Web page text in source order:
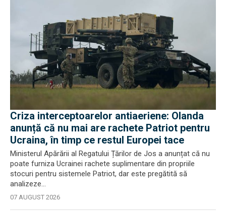
Criza interceptoarelor antiaeriene: Olanda
anunță că nu mai are rachete Patriot pentru
Ucraina, în timp ce restul Europei tace
Ministerul Apărării al Regatului Țărilor de Jos a anunțat că nu
poate furniza Ucrainei rachete suplimentare din propriile
stocuri pentru sistemele Patriot, dar este pregătită să
analizeze...
07 AUGUST 2026